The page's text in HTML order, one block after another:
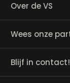
Over de VS
Wees onze
Blijf in contact!